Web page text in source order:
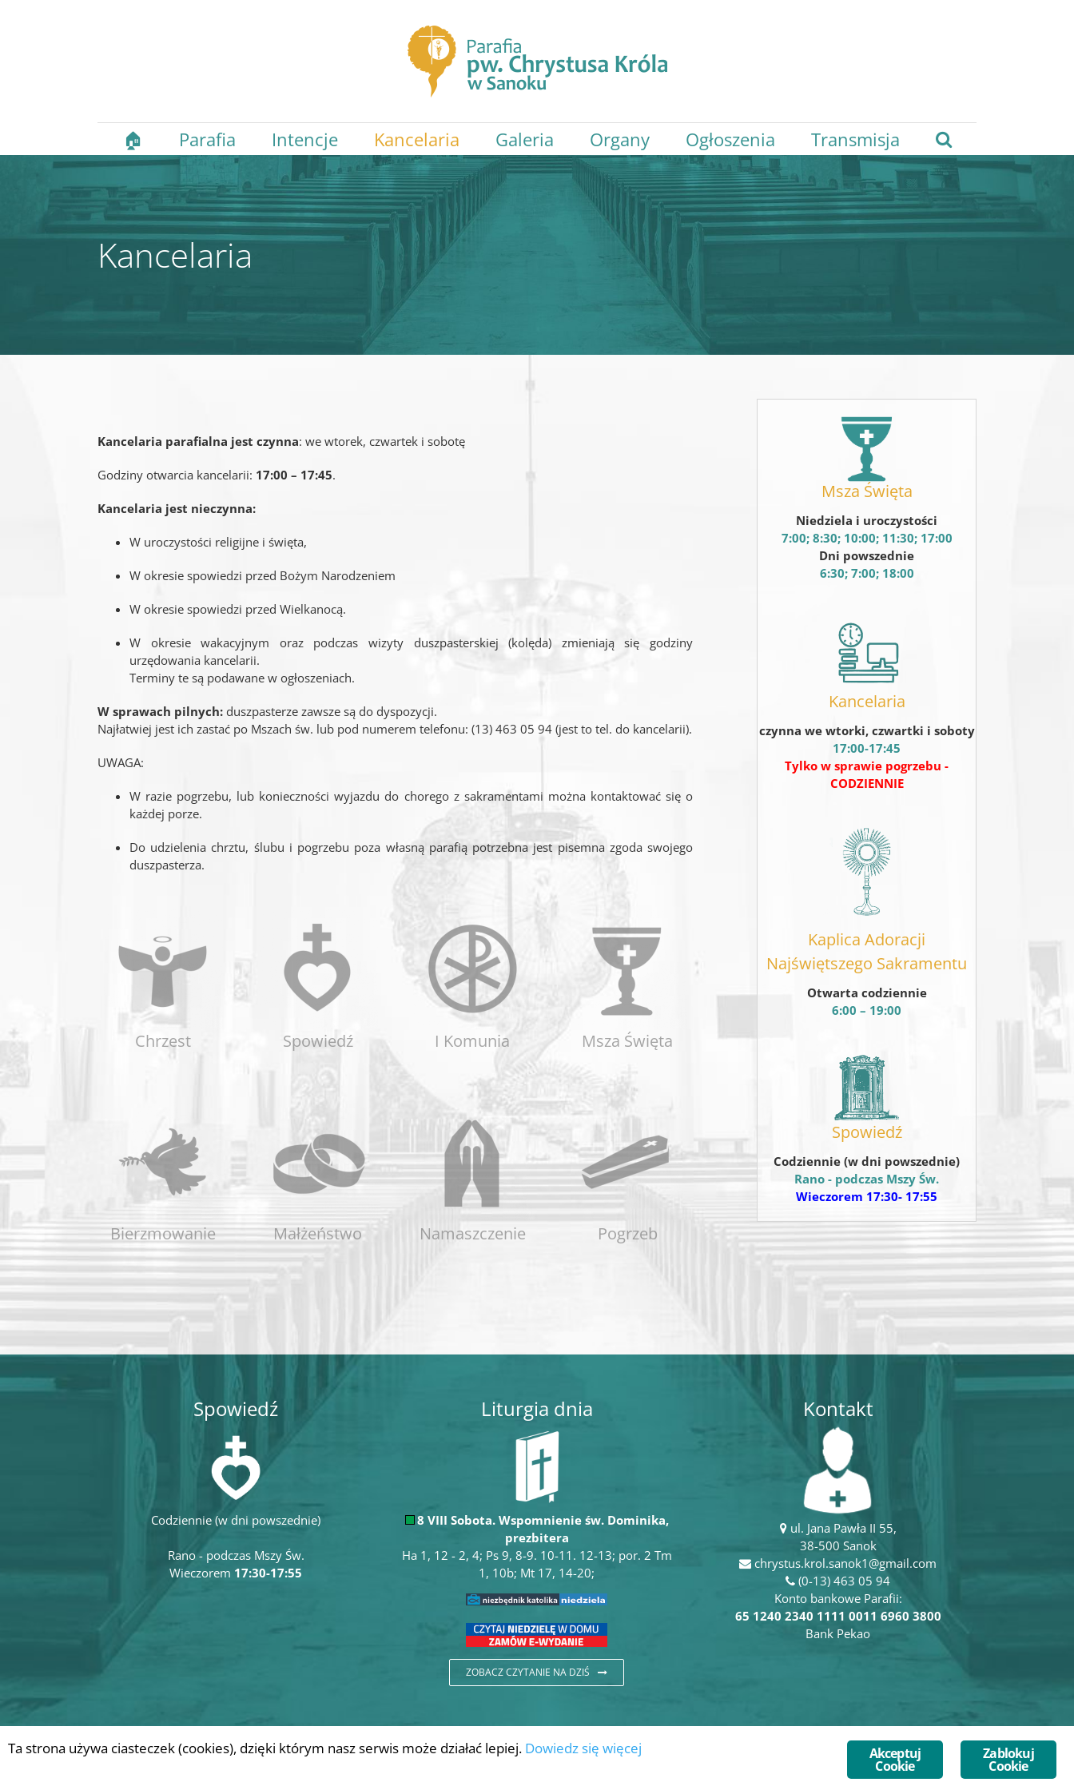
🏠 Parafia Intencje Kancelaria Galeria Organy Ogłoszenia Transmisja
Kancelaria
Kancelaria parafialna jest czynna: we wtorek, czwartek i sobotę
Godziny otwarcia kancelarii: 17:00 – 17:45.
Kancelaria jest nieczynna:
W uroczystości religijne i święta,
W okresie spowiedzi przed Bożym Narodzeniem
W okresie spowiedzi przed Wielkanocą.
W okresie wakacyjnym oraz podczas wizyty duszpasterskiej (kolęda) zmieniają się godziny
urzędowania kancelarii.
Terminy te są podawane w ogłoszeniach.
W sprawach pilnych: duszpasterze zawsze są do dyspozycji.
Najłatwiej jest ich zastać po Mszach św. lub pod numerem telefonu: (13) 463 05 94 (jest to tel. do kancelarii).
UWAGA:
W razie pogrzebu, lub konieczności wyjazdu do chorego z sakramentami można kontaktować się o
każdej porze.
Do udzielenia chrztu, ślubu i pogrzebu poza własną parafią potrzebna jest pisemna zgoda swojego
duszpasterza.
Chrzest Spowiedź I Komunia Msza Święta
Bierzmowanie Małżeństwo Namaszczenie Pogrzeb
Msza Święta
Niedziela i uroczystości
7:00; 8:30; 10:00; 11:30; 17:00
Dni powszednie
6:30; 7:00; 18:00
Kancelaria
czynna we wtorki, czwartki i soboty
17:00-17:45
Tylko w sprawie pogrzebu -
CODZIENNIE
Kaplica Adoracji
Najświętszego Sakramentu
Otwarta codziennie
6:00 – 19:00
Spowiedź
Codziennie (w dni powszednie)
Rano - podczas Mszy Św.
Wieczorem 17:30- 17:55
Spowiedź
Codziennie (w dni powszednie)
Rano - podczas Mszy Św.
Wieczorem 17:30-17:55
Liturgia dnia
8 VIII Sobota. Wspomnienie św. Dominika,
prezbitera
Ha 1, 12 - 2, 4; Ps 9, 8-9. 10-11. 12-13; por. 2 Tm
1, 10b; Mt 17, 14-20;
ZOBACZ CZYTANIE NA DZIŚ
Kontakt
ul. Jana Pawła II 55,
38-500 Sanok
chrystus.krol.sanok1@gmail.com
(0-13) 463 05 94
Konto bankowe Parafii:
65 1240 2340 1111 0011 6960 3800
Bank Pekao
Zablokuj
Cookie
Akceptuj
Cookie
Ta strona używa ciasteczek (cookies), dzięki którym nasz serwis może działać lepiej. Dowiedz się więcej